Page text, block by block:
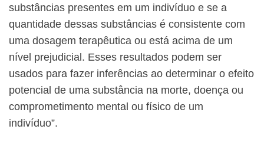
substâncias presentes em um indivíduo e se a
quantidade dessas substâncias é consistente com
uma dosagem terapêutica ou está acima de um
nível prejudicial. Esses resultados podem ser
usados ​​para fazer inferências ao determinar o efeito
potencial de uma substância na morte, doença ou
comprometimento mental ou físico de um
indivíduo”.